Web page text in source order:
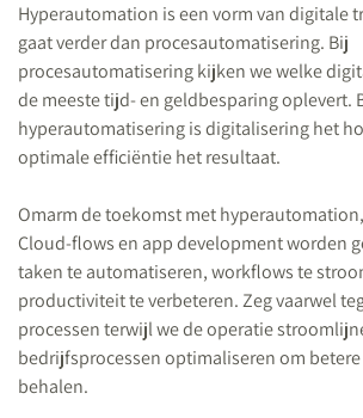
Hyperautomation is een vorm van digitale
gaat verder dan procesautomatisering. Bij
procesautomatisering kijken we welke
de meeste tijd- en geldbesparing oplevert.
hyperautomatisering is digitalisering het
optimale efficiëntie het resultaat.
Omarm de toekomst met hyperautomation,
Cloud-flows en app development worden
taken te automatiseren, workflows te
productiviteit te verbeteren. Zeg vaarwel
processen terwijl we de operatie
bedrijfsprocessen optimaliseren om
behalen.